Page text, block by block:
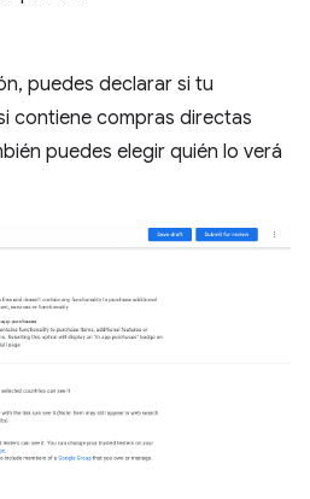
puedes declarar si tu
contiene compras directas
puedes elegir quién lo verá